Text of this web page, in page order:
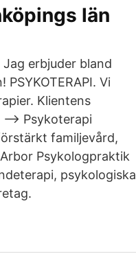
län
erbjuder bland
Vi
Klientens
> Psykoterapi
familjevård,
Psykologpraktik
psykologiska